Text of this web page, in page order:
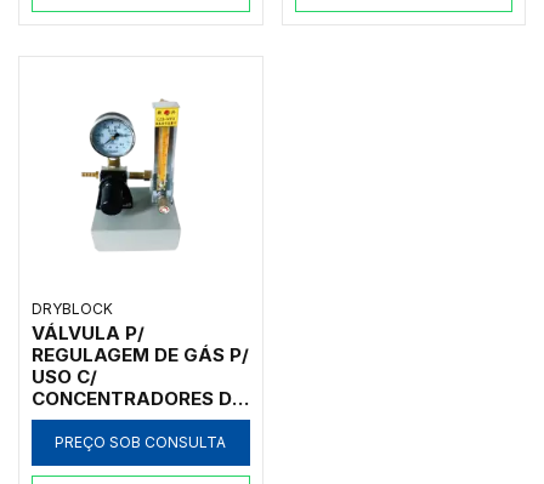
DRYBLOCK
VÁLVULA P/
REGULAGEM DE GÁS P/
USO C/
CONCENTRADORES DE
AMOSTRAS
DRYBLOCK - NDK-GV
PREÇO SOB CONSULTA